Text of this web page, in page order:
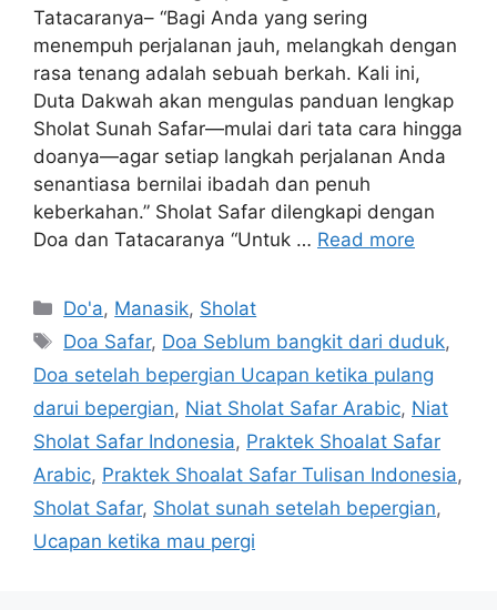
Tatacaranya– “Bagi Anda yang sering
menempuh perjalanan jauh, melangkah dengan
rasa tenang adalah sebuah berkah. Kali ini,
Duta Dakwah akan mengulas panduan lengkap
Sholat Sunah Safar—mulai dari tata cara hingga
doanya—agar setiap langkah perjalanan Anda
senantiasa bernilai ibadah dan penuh
keberkahan.” Sholat Safar dilengkapi dengan
Doa dan Tatacaranya “Untuk … Read more
Categories
Do'a, Manasik, Sholat
Tags
Doa Safar, Doa Seblum bangkit dari duduk,
Doa setelah bepergian Ucapan ketika pulang
darui bepergian, Niat Sholat Safar Arabic, Niat
Sholat Safar Indonesia, Praktek Shoalat Safar
Arabic, Praktek Shoalat Safar Tulisan Indonesia,
Sholat Safar, Sholat sunah setelah bepergian,
Ucapan ketika mau pergi